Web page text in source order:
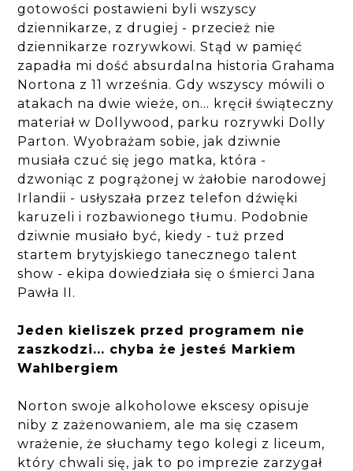
gotowości postawieni byli wszyscy
dziennikarze, z drugiej - przecież nie
dziennikarze rozrywkowi. Stąd w pamięć
zapadła mi dość absurdalna historia Grahama
Nortona z 11 września. Gdy wszyscy mówili o
atakach na dwie wieże, on... kręcił świąteczny
materiał w Dollywood, parku rozrywki Dolly
Parton. Wyobrażam sobie, jak dziwnie
musiała czuć się jego matka, która -
dzwoniąc z pogrążonej w żałobie narodowej
Irlandii - usłyszała przez telefon dźwięki
karuzeli i rozbawionego tłumu. Podobnie
dziwnie musiało być, kiedy - tuż przed
startem brytyjskiego tanecznego talent
show - ekipa dowiedziała się o śmierci Jana
Pawła II.
Jeden kieliszek przed programem nie
zaszkodzi... chyba że jesteś Markiem
Wahlbergiem
Norton swoje alkoholowe ekscesy opisuje
niby z zażenowaniem, ale ma się czasem
wrażenie, że słuchamy tego kolegi z liceum,
który chwali się, jak to po imprezie zarzygał